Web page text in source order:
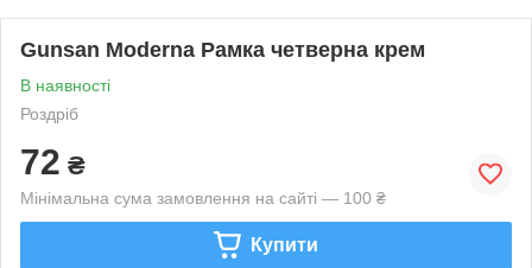
Gunsan Moderna Рамка четверна крем
В наявності
Роздріб
72 ₴
Мінімальна сума замовлення на сайті — 100 ₴
Купити